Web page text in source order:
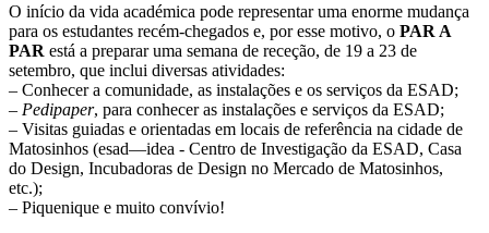
O início da vida académica pode representar uma enorme mudança
para os estudantes recém-chegados e, por esse motivo, o PAR A
PAR está a preparar uma semana de receção, de 19 a 23 de
setembro, que inclui diversas atividades:
– Conhecer a comunidade, as instalações e os serviços da ESAD;
– Pedipaper, para conhecer as instalações e serviços da ESAD;
– Visitas guiadas e orientadas em locais de referência na cidade de
Matosinhos (esad—idea - Centro de Investigação da ESAD, Casa
do Design, Incubadoras de Design no Mercado de Matosinhos,
etc.);
– Piquenique e muito convívio!